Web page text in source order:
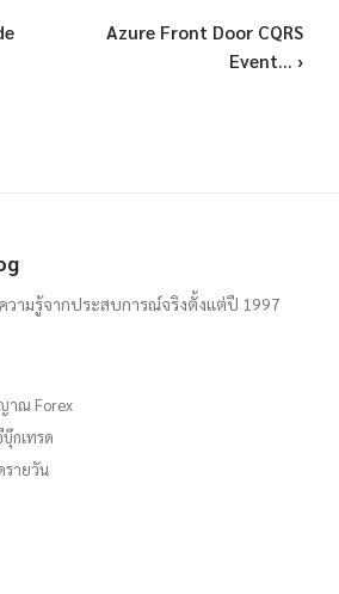
Azure Front Door CQRS
Event... ›
ความรู้จากประสบการณ์จริงตั้งแต่ปี 1997
าณ Forex
กเทรด
ายวัน